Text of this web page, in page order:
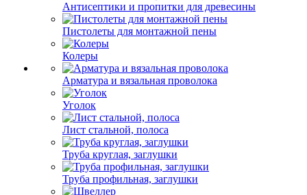
Антисептики и пропитки для древесины
Пистолеты для монтажной пены
Колеры
Арматура и вязальная проволока
Уголок
Лист стальной, полоса
Труба круглая, заглушки
Труба профильная, заглушки